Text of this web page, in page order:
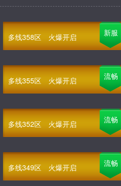
多线358区 火爆开启 新服
多线355区 火爆开启 流畅
多线352区 火爆开启 流畅
多线349区 火爆开启 流畅